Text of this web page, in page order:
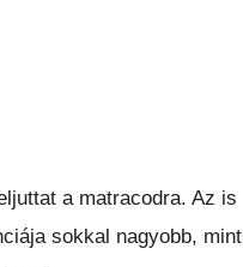
a matracodra. Az is
sokkal nagyobb, mint